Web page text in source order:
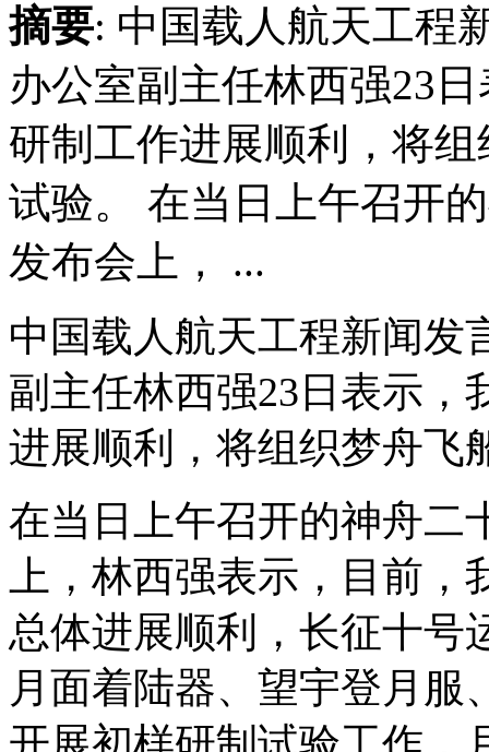
摘要: 中国载人航天工程
办公室副主任林西强23
研制工作进展顺利，将
试验。 在当日上午召开
发布会上， ...
中国载人航天工程新闻发
副主任林西强23日表示，
进展顺利，将组织梦舟飞
在当日上午召开的神舟二
上，林西强表示，目前
总体进展顺利，长征十号
月面着陆器、望宇登月服